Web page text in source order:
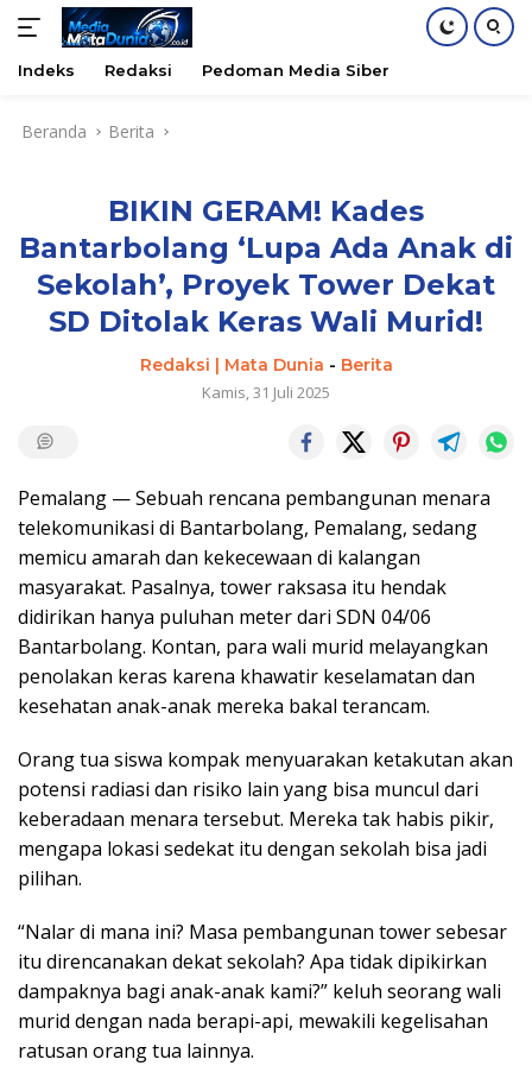
Indeks Redaksi Pedoman Media Siber
Beranda Berita
BIKIN GERAM! Kades
Bantarbolang ‘Lupa Ada Anak di
Sekolah’, Proyek Tower Dekat
SD Ditolak Keras Wali Murid!
Redaksi | Mata Dunia - Berita
Kamis, 31 Juli 2025
Pemalang — Sebuah rencana pembangunan menara
telekomunikasi di Bantarbolang, Pemalang, sedang
memicu amarah dan kekecewaan di kalangan
masyarakat. Pasalnya, tower raksasa itu hendak
didirikan hanya puluhan meter dari SDN 04/06
Bantarbolang. Kontan, para wali murid melayangkan
penolakan keras karena khawatir keselamatan dan
kesehatan anak-anak mereka bakal terancam.
Orang tua siswa kompak menyuarakan ketakutan akan
potensi radiasi dan risiko lain yang bisa muncul dari
keberadaan menara tersebut. Mereka tak habis pikir,
mengapa lokasi sedekat itu dengan sekolah bisa jadi
pilihan.
“Nalar di mana ini? Masa pembangunan tower sebesar
itu direncanakan dekat sekolah? Apa tidak dipikirkan
dampaknya bagi anak-anak kami?” keluh seorang wali
murid dengan nada berapi-api, mewakili kegelisahan
ratusan orang tua lainnya.